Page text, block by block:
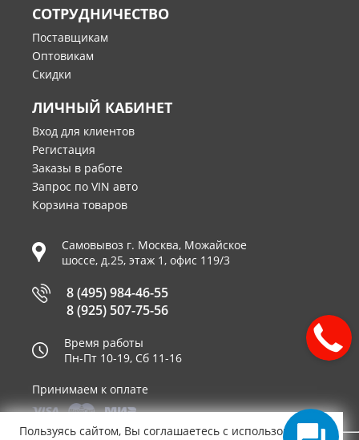
СОТРУДНИЧЕСТВО
Поставщикам
Оптовикам
Скидки
ЛИЧНЫЙ КАБИНЕТ
Вход для клиентов
Регистация
Заказы в работе
Запрос по VIN авто
Корзина товаров
Самовывоз г. Москва, Можайское
шоссе, д.25, этаж 1, офис 119/3
8 (495) 984-46-55
8 (925) 507-75-56
Время работы
Пн-Пт 10-19, Сб 11-16
Принимаем к оплате
Пользуясь сайтом, Вы соглашаетесь с использованием